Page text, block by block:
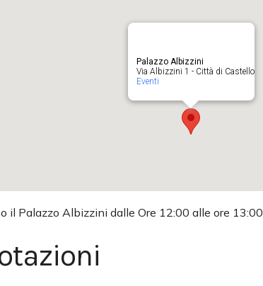
Palazzo Albizzini
Via Albizzini 1 - Città di Castello
Eventi
il Palazzo Albizzini dalle Ore 12:00 alle ore 13:00